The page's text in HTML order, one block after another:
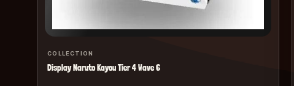
COLLECTION
Display Naruto Kayou Tier 4 Wave 6